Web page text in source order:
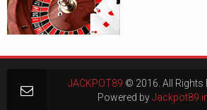
JACKPOT89 © 2016. All Rights
Powered by